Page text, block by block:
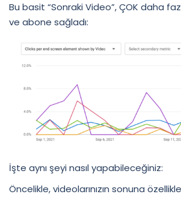
Bu basit “Sonraki Video”, ÇOK daha
ve abone sağladı:
İşte aynı şeyi nasıl yapabileceğiniz:
Öncelikle, videolarınızın sonuna